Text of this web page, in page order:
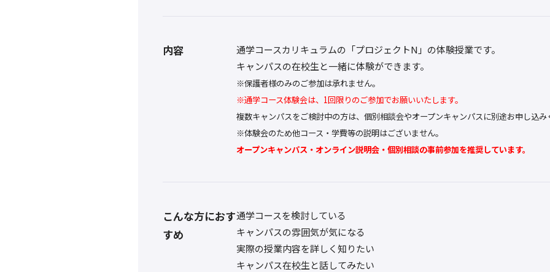
内容
通学コースカリキュラムの「プロジェクトN」の体験授業です。
キャンパスの在校生と一緒に体験ができます。
※保護者様のみのご参加は承れません。
※通学コース体験会は、1回限りのご参加でお願いいたします。
複数キャンパスをご検討中の方は、個別相談会やオープンキャンパスに別途お申し込み
※体験会のため他コース・学費等の説明はございません。
オープンキャンパス・オンライン説明会・個別相談の事前参加を推奨しています。
こんな方におす
すめ
通学コースを検討している
キャンパスの雰囲気が気になる
実際の授業内容を詳しく知りたい
キャンパス在校生と話してみたい